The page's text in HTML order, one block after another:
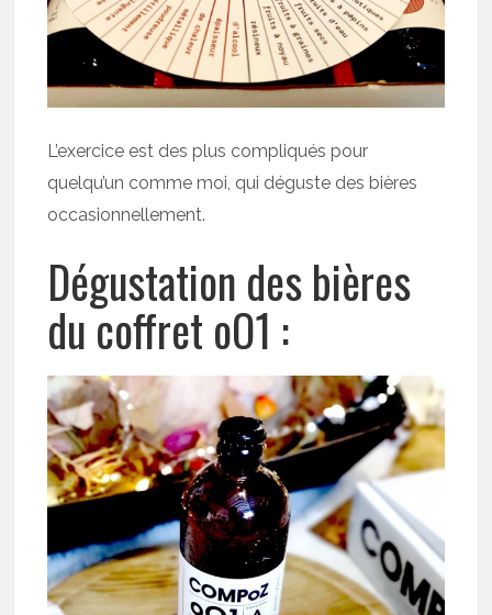
L’exercice est des plus compliqués pour
quelqu’un comme moi, qui déguste des bières
occasionnellement.
Dégustation des bières
du coffret oO1 :